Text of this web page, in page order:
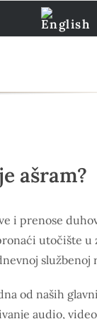
ašram?
i prenose
utočište u
službenoj
od naših
audio,